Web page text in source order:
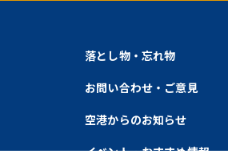
落とし物・忘れ物
お問い合わせ・ご意見
空港からのお知らせ
イベント・おすすめ情報